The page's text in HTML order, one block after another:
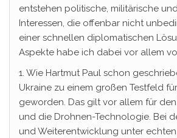
entstehen politische, militärische
Interessen, die offenbar nicht
einer schnellen diplomatischen
Aspekte habe ich dabei vor allem
1. Wie Hartmut Paul schon
Ukraine zu einem großen Testfeld
geworden. Das gilt vor allem für
und die Drohnen-Technologie. Bei
und Weiterentwicklung unter echten